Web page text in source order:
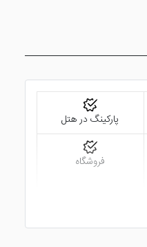
پارکینگ در هتل
فروشگاه